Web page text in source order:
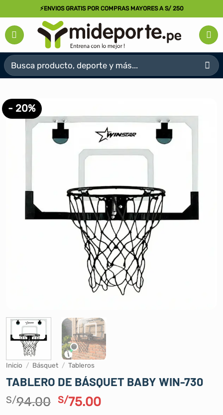
al
contenido
⚡ENVIOS GRATIS POR COMPRAS MAYORES A S/ 250
Buscar
por:
- 20%
Inicio / Básquet / Tableros
TABLERO DE BÁSQUET BABY WIN-730
S/94.00 El
S/75.00El